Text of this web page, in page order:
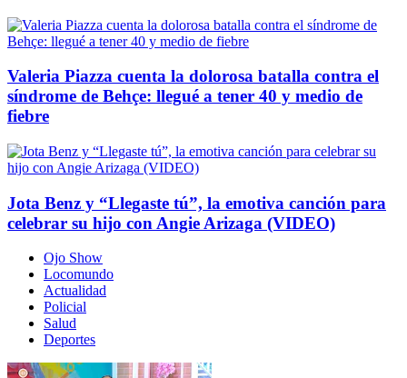
Valeria Piazza cuenta la dolorosa batalla contra el
síndrome de Behçe: llegué a tener 40 y medio de
fiebre
Jota Benz y “Llegaste tú”, la emotiva canción para
celebrar su hijo con Angie Arizaga (VIDEO)
Ojo Show
Locomundo
Actualidad
Policial
Salud
Deportes